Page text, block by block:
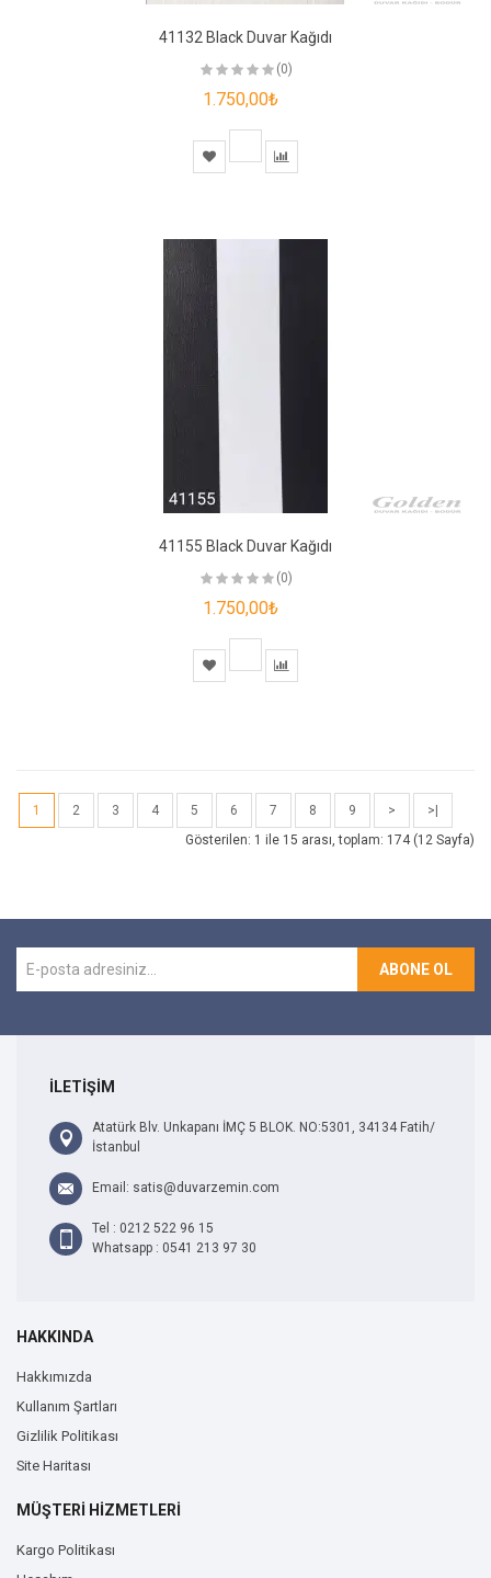
41132 Black Duvar Kağıdı
(0)
1.750,00₺
41155 Black Duvar Kağıdı
(0)
1.750,00₺
1 2 3 4 5 6 7 8 9 >
>|
Gösterilen: 1 ile 15 arası, toplam: 174 (12 Sayfa)
ABONE OL
İLETİŞİM
Atatürk Blv. Unkapanı İMÇ 5 BLOK. NO:5301, 34134 Fatih/
İstanbul
Email: satis@duvarzemin.com
Tel : 0212 522 96 15
Whatsapp : 0541 213 97 30
HAKKINDA
Hakkımızda
Kullanım Şartları
Gizlilik Politikası
Site Haritası
MÜŞTERİ HİZMETLERİ
Kargo Politikası